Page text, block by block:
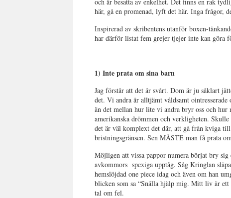
här, gå en promenad, lyft det här. Inga frågor,
Inspirerad av skribentens utanför boxen-
har därför listat fem grejer tjejer inte kan göra
1) Inte prata om sina barn
Jag förstår att det är svårt. Dom är ju såklart
det. Vi andra är alltjämt våldsamt
än det mellan hur lite vi andra bryr oss och
amerikanska drömmen och verkligheten.
det är väl komplext det där, att gå från kviga
bristningsgränsen. Sen MÅSTE man få prata
Möjligen att vissa pappor numera börjat bry
avkommors spexiga upptåg. Såg Kringlan
hemslöjdad one piece idag och även om han
blicken som sa “Snälla hjälp mig. Mitt liv är
tal om fel.